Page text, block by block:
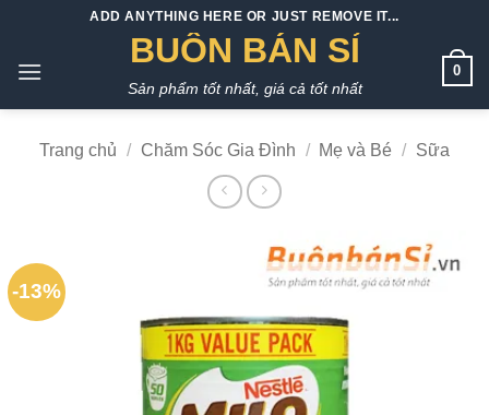
nội
ADD ANYTHING HERE OR JUST REMOVE IT...
BUÔN BÁN SỈ
Sản phẩm tốt nhất, giá cả tốt nhất
0
Trang chủ / Chăm Sóc Gia Đình / Mẹ và Bé / Sữa
-13%